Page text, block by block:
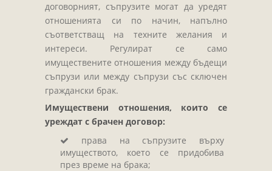
Завещания
Изготвяне на документи
Брачни договори
БЛАНКИ
ТАКСИ
ПОЛЕЗНА ИНФОРМАЦИЯ
КОНТАКТИ
договорният, съпрузите могат да уредят
отношенията си по начин, напълно
съответстващ на техните желания и
интереси. Регулират се само
имуществените отношения между бъдещи
съпрузи или между съпрузи със сключен
граждански брак.
Имуществени отношения, които се
уреждат с брачен договор:
права на съпрузите върху
имуществото, което се придобива
през време на брака;